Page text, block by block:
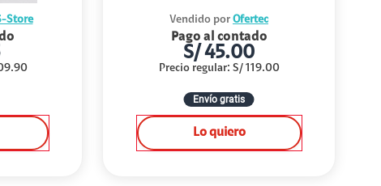
Store Vendido por Ofertec
Pago al contado
S/45.00
Precio regular: S/ 119.00
Envío gratis
Lo quiero